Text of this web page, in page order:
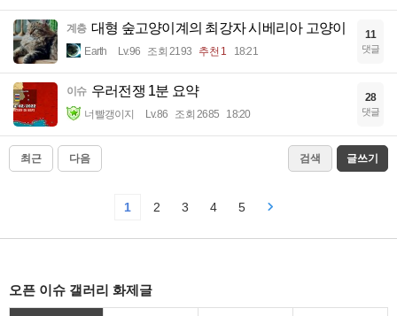
계층 대형 숲고양이계의 최강자 시베리아 고양이
Earth Lv.96 조회 2193 추천 1 18:21
11
댓글
이슈 우러전쟁 1분 요약
너빨갱이지 Lv.86 조회 2685 18:20
28
댓글
최근 다음 검색 글쓰기
1 2 3 4 5
오픈 이슈 갤러리 화제글